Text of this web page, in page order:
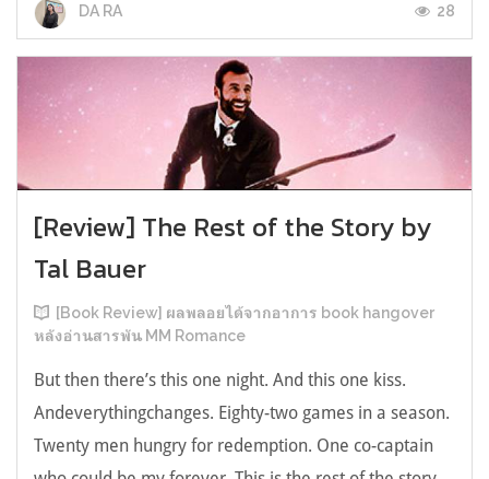
DA RA 28
[Review] The Rest of the Story by
Tal Bauer
[Book Review] ผลพลอยได้จากอาการ book hangover
หลังอ่านสารพัน MM Romance
But then there’s this one night. And this one kiss.
Andeverythingchanges. Eighty-two games in a season.
Twenty men hungry for redemption. One co-captain